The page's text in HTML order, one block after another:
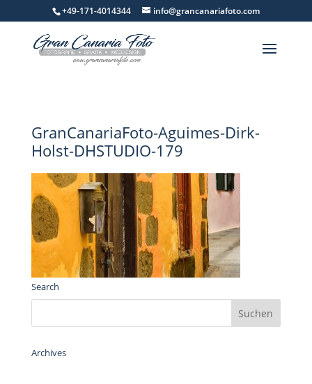
+49-171-4014344 info@grancanariafoto.com
GranCanariaFoto-Aguimes-Dirk-
Holst-DHSTUDIO-179
Search
Archives